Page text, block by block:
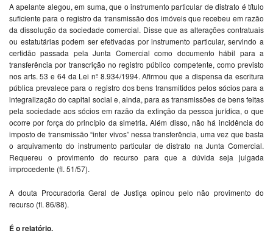
A apelante alegou, em suma, que o instrumento particular de distrato é título
suficiente para o registro da transmissão dos imóveis que recebeu em razão
da dissolução da sociedade comercial. Disse que as alterações contratuais
ou estatutárias podem ser efetivadas por instrumento particular, servindo a
certidão passada pela Junta Comercial como documento hábil para a
transferência por transcrição no registro público competente, como previsto
nos arts. 53 e 64 da Lei nº 8.934/1994. Afirmou que a dispensa da escritura
pública prevalece para o registro dos bens transmitidos pelos sócios para a
integralização do capital social e, ainda, para as transmissões de bens feitas
pela sociedade aos sócios em razão da extinção da pessoa jurídica, o que
ocorre por força do princípio da simetria. Além disso, não há incidência do
imposto de transmissão “inter vivos” nessa transferência, uma vez que basta
o arquivamento do instrumento particular de distrato na Junta Comercial.
Requereu o provimento do recurso para que a dúvida seja julgada
improcedente (fl. 51/57).
A douta Procuradoria Geral de Justiça opinou pelo não provimento do
recurso (fl. 86/88).
É o relatório.